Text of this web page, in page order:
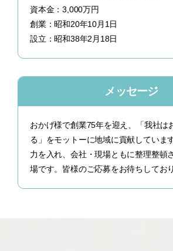
資本金：3,000万円
創業：昭和20年10月1日
設立：昭和38年2月18日
メッセージ
おかげ様で創業75年を迎え、「我社は
る」をモットーに地域に貢献していま
力を入れ、会社・現場ともに整理整頓
場です。皆様のご応募をお待ちしてお